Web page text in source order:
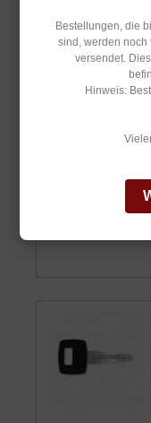
Bestellungen, die
sind, werden noch
versendet.
Hinweis: